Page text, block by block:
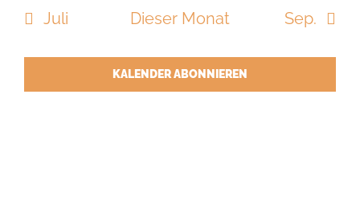
Juli Dieser Monat Sep.
KALENDER ABONNIEREN